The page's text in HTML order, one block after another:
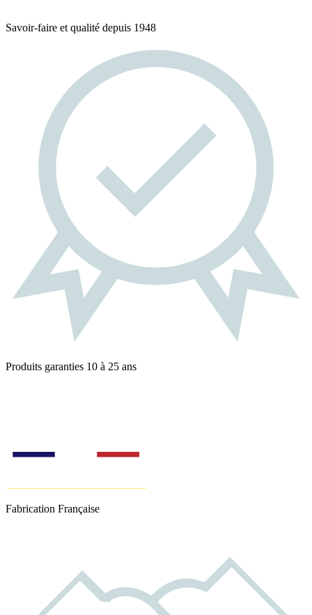
Savoir-faire et qualité depuis 1948
Produits garanties 10 à 25 ans
Fabrication Française